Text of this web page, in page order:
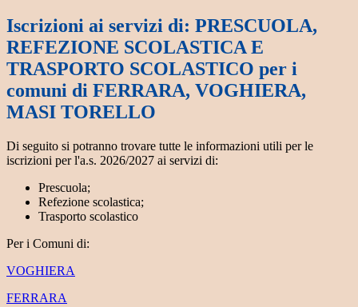
Iscrizioni ai servizi di: PRESCUOLA,
REFEZIONE SCOLASTICA E
TRASPORTO SCOLASTICO per i
comuni di FERRARA, VOGHIERA,
MASI TORELLO
Di seguito si potranno trovare tutte le informazioni utili per le
iscrizioni per l'a.s. 2026/2027 ai servizi di:
Prescuola;
Refezione scolastica;
Trasporto scolastico
Per i Comuni di:
VOGHIERA
FERRARA